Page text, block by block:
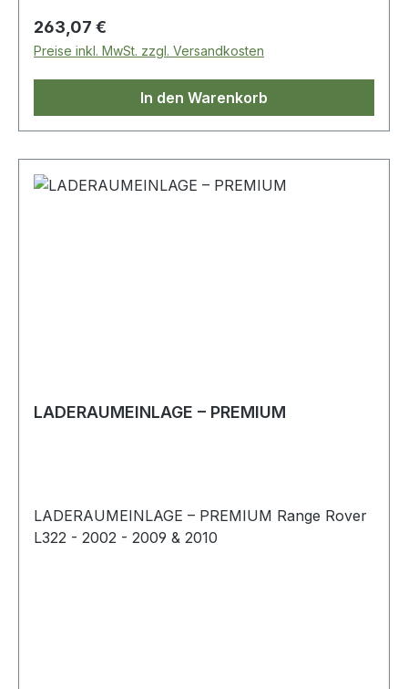
Regulärer Preis:
263,07 €
Preise inkl. MwSt. zzgl. Versandkosten
In den Warenkorb
LADERAUMEINLAGE – PREMIUM
LADERAUMEINLAGE – PREMIUM Range Rover
L322 - 2002 - 2009 & 2010